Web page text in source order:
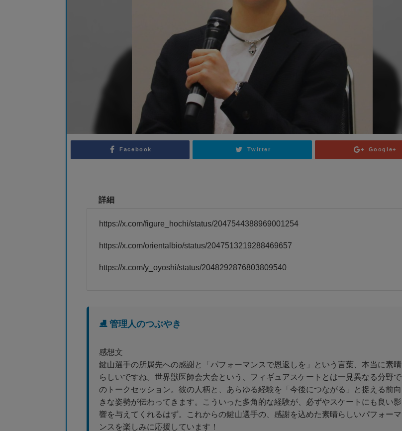
Facebook Twitter Google+
詳細
https://x.com/figure_hochi/status/2047544388969001254
https://x.com/orientalbio/status/2047513219288469657
https://x.com/y_oyoshi/status/2048292876803809540
⛸️ 管理人のつぶやき
感想文
鍵山選手の所属先への感謝と「パフォーマンスで恩返しを」という言葉、本当に素晴
らしいですね。世界獣医師会大会という、フィギュアスケートとは一見異なる分野で
のトークセッション。彼の人柄と、あらゆる経験を「今後につながる」と捉える前向
きな姿勢が伝わってきます。こういった多角的な経験が、必ずやスケートにも良い影
響を与えてくれるはず。これからの鍵山選手の、感謝を込めた素晴らしいパフォーマ
ンスを楽しみに応援しています！